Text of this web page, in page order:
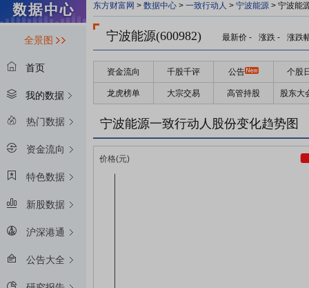
全景图
首页
我的数据
热门数据
资金流向
特色数据
新股数据
沪深港通
公告大全
东方财富网 > 数据中心 > 一致行动人 > 宁波能源 > 宁波能
宁波能源(600982) 最新价 - 涨跌 - 涨跌
资金流向 千股千评 公告 个股
龙虎榜单 大宗交易 高管持股 股东大
宁波能源一致行动人股份变化趋势图